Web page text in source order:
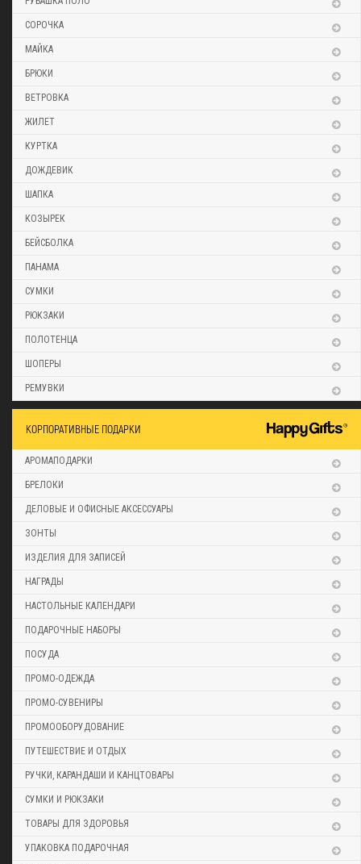
СОРОЧКА
МАЙКА
БРЮКИ
ВЕТРОВКА
ЖИЛЕТ
КУРТКА
ДОЖДЕВИК
ШАПКА
КОЗЫРЕК
БЕЙСБОЛКА
ПАНАМА
СУМКИ
РЮКЗАКИ
ПОЛОТЕНЦА
ШОПЕРЫ
РЕМУВКИ
КОРПОРАТИВНЫЕ ПОДАРКИ
АРОМАПОДАРКИ
БРЕЛОКИ
ДЕЛОВЫЕ И ОФИСНЫЕ АКСЕССУАРЫ
ЗОНТЫ
ИЗДЕЛИЯ ДЛЯ ЗАПИСЕЙ
НАГРАДЫ
НАСТОЛЬНЫЕ КАЛЕНДАРИ
ПОДАРОЧНЫЕ НАБОРЫ
ПОСУДА
ПРОМО-ОДЕЖДА
ПРОМО-СУВЕНИРЫ
ПРОМООБОРУДОВАНИЕ
ПУТЕШЕСТВИЕ И ОТДЫХ
РУЧКИ, КАРАНДАШИ И КАНЦТОВАРЫ
СУМКИ И РЮКЗАКИ
ТОВАРЫ ДЛЯ ЗДОРОВЬЯ
УПАКОВКА ПОДАРОЧНАЯ